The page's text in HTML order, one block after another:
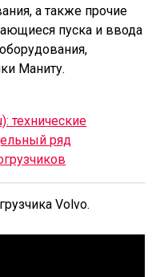
а также прочие
пуска и ввода
Маниту.
технические
ряд
Volvo.